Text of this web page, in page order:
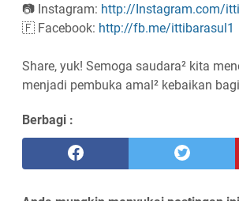
📷 Instagram: http://Instagram.com/
🇫 Facebook: http://fb.me/ittibarasul1
Share, yuk! Semoga saudara² kita
Berbagi :